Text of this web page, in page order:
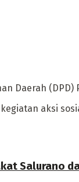
Daerah
aksi
Salurano